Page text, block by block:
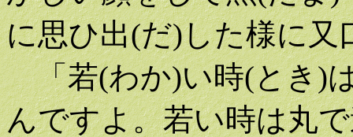
に思ひ出(だ)した様に
「若(わか)い時(とき)
んですよ。若い時は丸